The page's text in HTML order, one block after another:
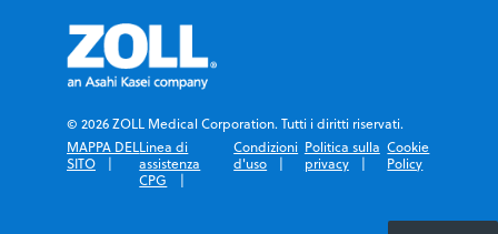
© 2026 ZOLL Medical Corporation. Tutti i diritti riservati.
MAPPA DEL
SITO
Linea di
assistenza
CPG
Condizioni
d'uso
Politica sulla
privacy
Cookie
Policy